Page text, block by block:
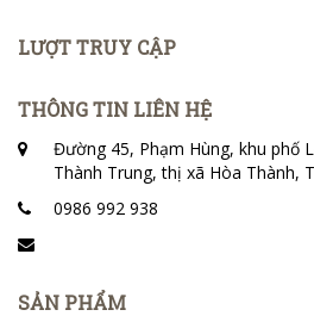
LƯỢT TRUY CẬP
THÔNG TIN LIÊN HỆ
Đường 45, Phạm Hùng, khu phố
Thành Trung, thị xã Hòa Thành,
0986 992 938
SẢN PHẨM